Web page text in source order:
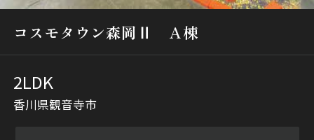
シャーメゾンとは
シャーメゾンセレクショ
ン
コスモタウン森岡Ⅱ Ａ棟
2LDK
香川県観音寺市